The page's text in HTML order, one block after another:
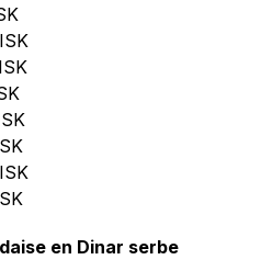
ISK
ISK
ISK
en Dinar serbe